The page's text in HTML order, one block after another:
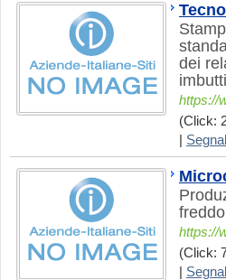
dei
https://
(Click:
https://
(Click: